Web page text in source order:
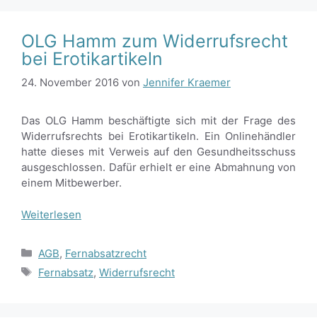
OLG Hamm zum Widerrufsrecht
bei Erotikartikeln
24. November 2016 von Jennifer Kraemer
Das OLG Hamm beschäftigte sich mit der Frage des
Widerrufsrechts bei Erotikartikeln. Ein Onlinehändler
hatte dieses mit Verweis auf den Gesundheitsschuss
ausgeschlossen. Dafür erhielt er eine Abmahnung von
einem Mitbewerber.
Weiterlesen
Kategorien
AGB, Fernabsatzrecht
Schlagwörter
Fernabsatz, Widerrufsrecht